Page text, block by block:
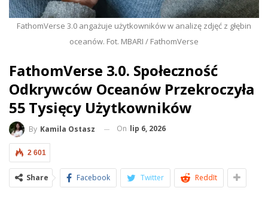
FathomVerse 3.0 angażuje użytkowników w analizę zdjęć z głębin
oceanów. Fot. MBARI / FathomVerse
FathomVerse 3.0. Społeczność
Odkrywców Oceanów Przekroczyła
55 Tysięcy Użytkowników
By Kamila Ostasz On lip 6, 2026
2 601
Share Facebook Twitter ReddIt